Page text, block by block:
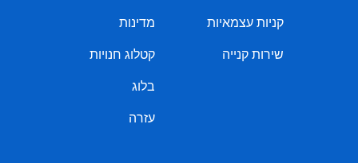
קניות עצמאיות
שירות קנייה
מדינות
קטלוג חנויות
בלוג
עזרה